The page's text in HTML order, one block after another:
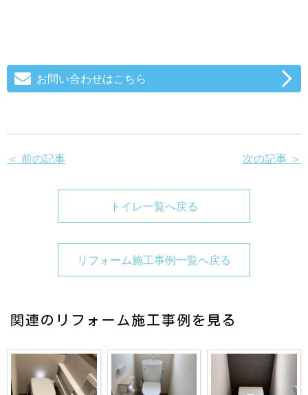
お問い合わせはこちら
＜ 前の記事 次の記事 ＞
トイレ一覧へ戻る
リフォーム施工事例一覧へ戻る
関連のリフォーム施工事例を見る